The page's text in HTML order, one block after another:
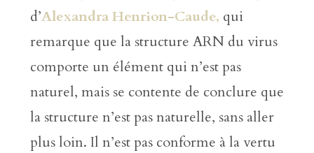
d’Alexandra Henrion-Caude, qui
remarque que la structure ARN du virus
comporte un élément qui n’est pas
naturel, mais se contente de conclure que
la structure n’est pas naturelle, sans aller
plus loin. Il n’est pas conforme à la vertu